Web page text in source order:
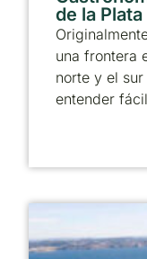
de la
una frontera
norte y el
entender